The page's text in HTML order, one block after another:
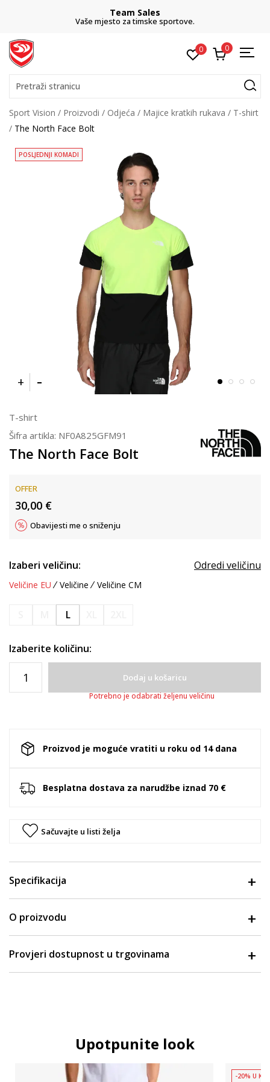
Team Sales
Vaše mjesto za timske sportove.
0 0
Pretraži stranicu
Sport Vision Proizvodi Odjeća Majice kratkih rukava
T-shirt
The North Face Bolt
POSLJEDNJI KOMADI
T-shirt
Šifra artikla: NF0A825GFM91
The North Face Bolt
OFFER
30,00 €
Obavijesti me o sniženju
Izaberi veličinu: Odredi veličinu
Veličine EU Veličine Veličine CM
L
Izaberite količinu:
Dodaj u košaricu
Potrebno je odabrati željenu veličinu
Proizvod je moguće vratiti u roku od 14 dana
Besplatna dostava za narudžbe iznad 70 €
Sačuvajte u listi želja
Specifikacija
O proizvodu
Provjeri dostupnost u trgovinama
Upotpunite look
-20% U